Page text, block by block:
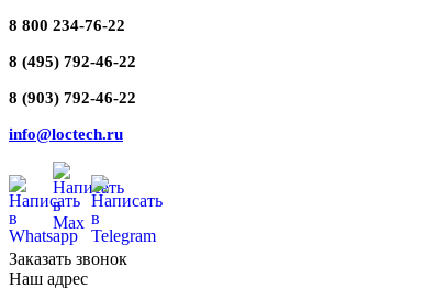
8 800 234-76-22
8 (495) 792-46-22
8 (903) 792-46-22
info@loctech.ru
Заказать звонок
Наш адрес